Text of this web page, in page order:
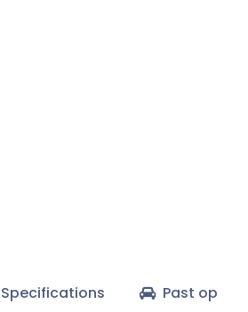
Specifications Past op